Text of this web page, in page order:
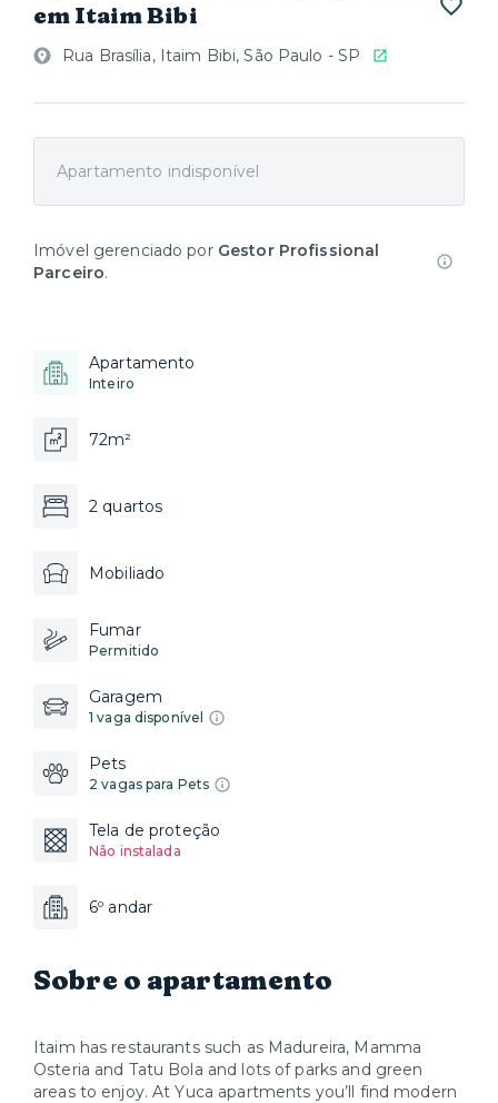
em Itaim Bibi
Rua Brasília, Itaim Bibi, São Paulo - SP
Apartamento indisponível
Imóvel gerenciado por Gestor Profissional
Parceiro.
Apartamento
Inteiro
72m²
2 quartos
Mobiliado
Fumar
Permitido
Garagem
1 vaga disponível
Pets
2 vagas para Pets
Tela de proteção
Não instalada
6º andar
Sobre o apartamento
Itaim has restaurants such as Madureira, Mamma
Osteria and Tatu Bola and lots of parks and green
areas to enjoy. At Yuca apartments you’ll find modern